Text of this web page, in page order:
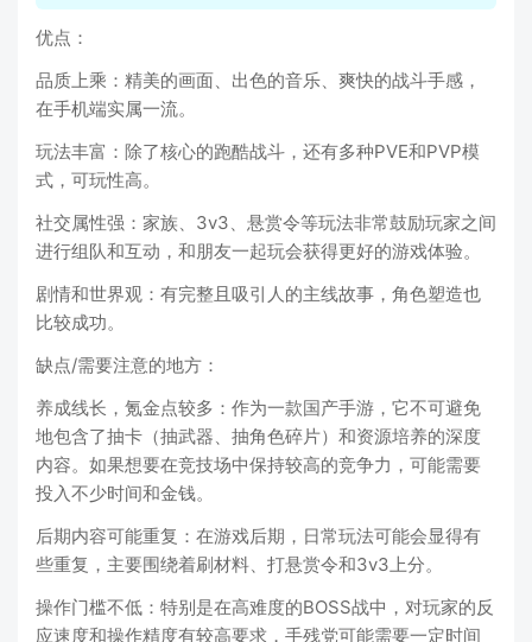
优点：
品质上乘：精美的画面、出色的音乐、爽快的战斗手感，
在手机端实属一流。
玩法丰富：除了核心的跑酷战斗，还有多种PVE和PVP模
式，可玩性高。
社交属性强：家族、3v3、悬赏令等玩法非常鼓励玩家之间
进行组队和互动，和朋友一起玩会获得更好的游戏体验。
剧情和世界观：有完整且吸引人的主线故事，角色塑造也
比较成功。
缺点/需要注意的地方：
养成线长，氪金点较多：作为一款国产手游，它不可避免
地包含了抽卡（抽武器、抽角色碎片）和资源培养的深度
内容。如果想要在竞技场中保持较高的竞争力，可能需要
投入不少时间和金钱。
后期内容可能重复：在游戏后期，日常玩法可能会显得有
些重复，主要围绕着刷材料、打悬赏令和3v3上分。
操作门槛不低：特别是在高难度的BOSS战中，对玩家的反
应速度和操作精度有较高要求，手残党可能需要一定时间